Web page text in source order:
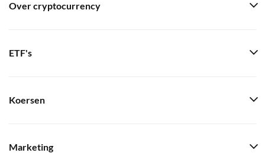
Over cryptocurrency
ETF's
Koersen
Marketing